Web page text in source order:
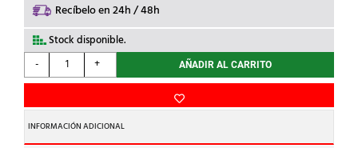
Recíbelo en 24h / 48h
Stock disponible.
-
ARCO
-
H
PALANCA
+ AÑADIR AL CARRITO
INFORMACIÓN ADICIONAL